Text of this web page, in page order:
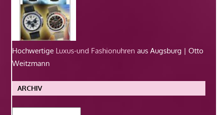
Hochwertige Luxus-und Fashionuhren aus Augsburg | Otto
Weitzmann
ARCHIV